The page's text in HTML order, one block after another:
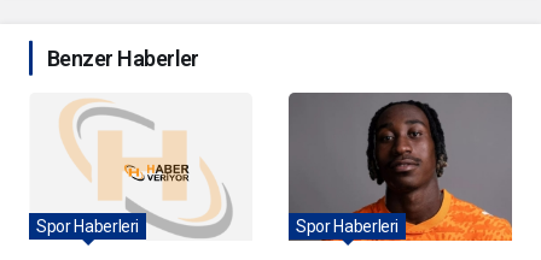
Benzer Haberler
Spor Haberleri Spor Haberleri